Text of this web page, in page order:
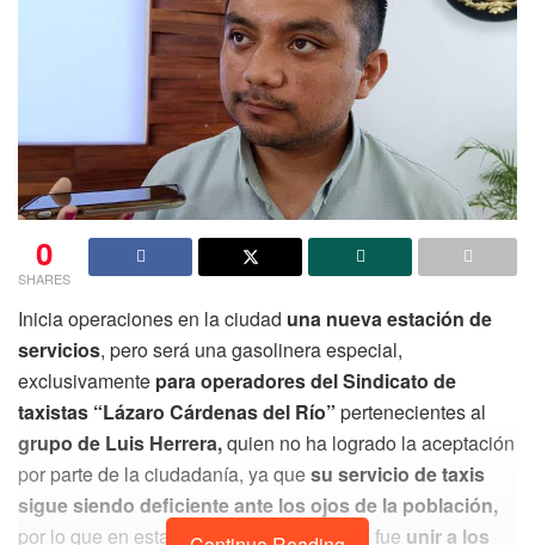
0
SHARES
Inicia operaciones en la ciudad una nueva estación de
servicios, pero será una gasolinera especial,
exclusivamente para operadores del Sindicato de
taxistas “Lázaro Cárdenas del Río” pertenecientes al
grupo de Luis Herrera,quien no ha logrado la aceptación
por parte de la ciudadanía, ya quesu servicio de taxis
sigue siendo deficiente ante los ojos de la población,
por lo que en esta ocasión lo que sí logró, fue unir a los